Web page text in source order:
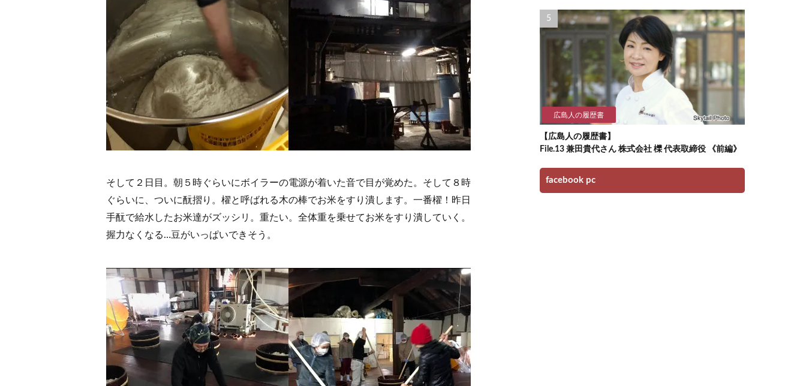
そして２日目。朝５時ぐらいにボイラーの電源が着いた音で目が覚めた。そして８時
ぐらいに、ついに酛摺り。櫂と呼ばれる木の棒でお米をすり潰します。一番櫂！昨日
手酛で給水したお米達がズッシリ。重たい。全体重を乗せてお米をすり潰していく。
握力なくなる…豆がいっぱいできそう。
広島人の履歴書
【広島人の履歴書】
File.13 兼田貴代さん 株式会社 櫟 代表取締役 《前編》
facebook pc